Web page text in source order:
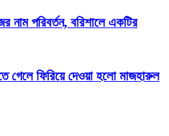
নাম পরিবর্তন, বরিশালে একটির
গেলে ফিরিয়ে দেওয়া হলো মাজহারুল